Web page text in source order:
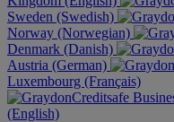
Sweden (Swedish)
Norway (Norwegian)
Denmark (Danish)
Austria (German)
Luxembourg (Français)
(English)